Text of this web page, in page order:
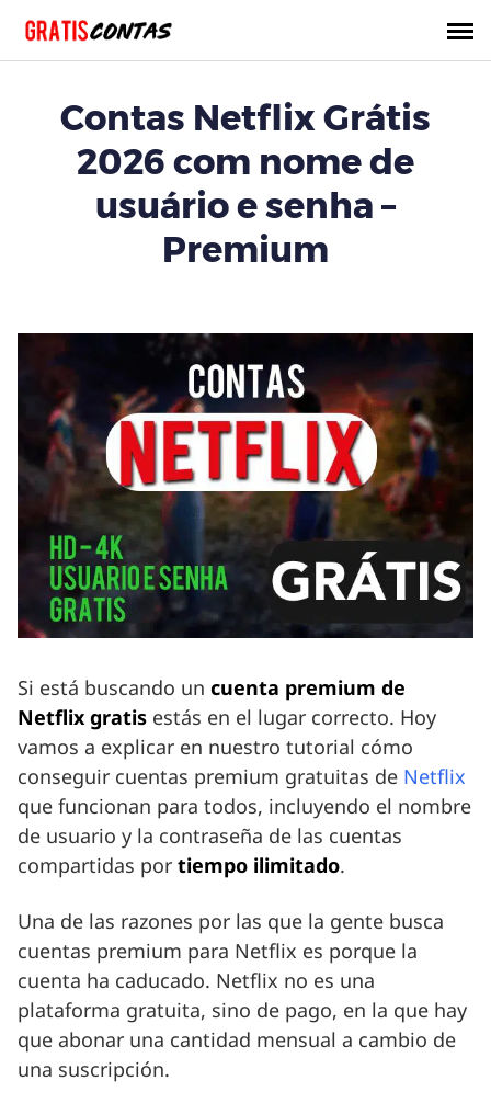
contenido
Contas Netflix Grátis
2026 com nome de
usuário e senha –
Premium
Si está buscando un cuenta premium de
Netflix gratis estás en el lugar correcto. Hoy
vamos a explicar en nuestro tutorial cómo
conseguir cuentas premium gratuitas de Netflix
que funcionan para todos, incluyendo el nombre
de usuario y la contraseña de las cuentas
compartidas por tiempo ilimitado.
Una de las razones por las que la gente busca
cuentas premium para Netflix es porque la
cuenta ha caducado. Netflix no es una
plataforma gratuita, sino de pago, en la que hay
que abonar una cantidad mensual a cambio de
una suscripción.